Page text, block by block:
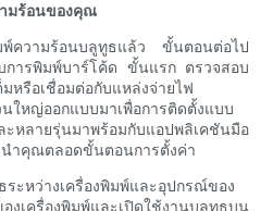
มร้อนของคุณ
มพ์ความร้อนบลูทูธแล้ว ขั้นตอนต่อไป
การพิมพ์บาร์โค้ด ขั้นแรก ตรวจสอบ
หรือเชื่อมต่อกับแหล่งจ่ายไฟ
ใหญ่ออกแบบมาเพื่อการติดตั้งแบบ
หลายรุ่นมาพร้อมกับแอปพลิเคชันมือ
ำคุณตลอดขั้นตอนการตั้งค่า
ระหว่างเครื่องพิมพ์และอุปกรณ์ของ
ครื่องพิมพ์และเปิดใช้งานบลูทูธบน